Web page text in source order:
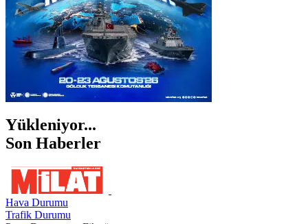
Yükleniyor...
Son Haberler
Hava Durumu
Trafik Durumu